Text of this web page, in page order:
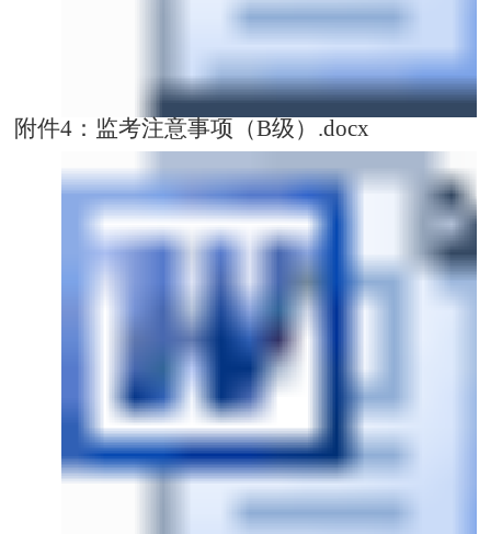
附件4：监考注意事项（B级）.docx